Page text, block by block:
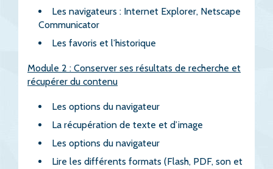
Les navigateurs : Internet Explorer, Netscape
Communicator
Les favoris et l’historique
Module 2 : Conserver ses résultats de recherche et
récupérer du contenu
Les options du navigateur
La récupération de texte et d’image
Les options du navigateur
Lire les différents formats (Flash, PDF, son et